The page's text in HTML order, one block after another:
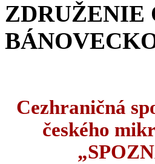
ZDRUŽENIE
Cezhraničná
českého